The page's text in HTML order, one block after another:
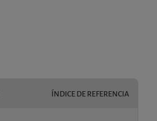
ÍNDICE DE REFERENCIA